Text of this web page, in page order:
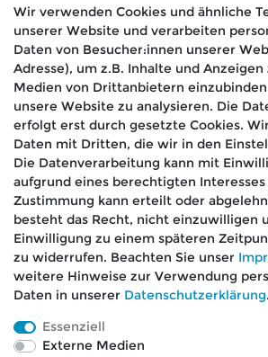
UVP 59,99 €
ARTIKEL
*inkl. ges. MwSt.zzgl.
🚚 Schneller
📦 Kostenloser Versand
📞 Kostenlose Beratung
WhatsApp
Impressum
Wir verwenden Cookies und ähnliche
unserer Website und verarbeiten
Daten von Besucher:innen unserer
Adresse), um z.B. Inhalte und
Medien von Drittanbietern
unsere Website zu analysieren. Die
erfolgt erst durch gesetzte Cookies.
Daten mit Dritten, die wir in den
Die Datenverarbeitung kann mit
aufgrund eines berechtigten
Zustimmung kann erteilt oder
besteht das Recht, nicht einzuwilligen
Einwilligung zu einem späteren
zu widerrufen. Beachten Sie unser
weitere Hinweise zur Verwendung
Daten in unserer Daten­schutz­erklärung.
Essenziell
Externe Medien